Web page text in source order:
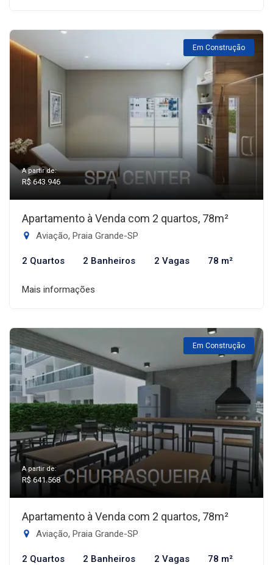
Em Construção
A partir de:
R$ 643.946
Apartamento à Venda com 2 quartos, 78m²
Aviação, Praia Grande-SP
2 Quartos 2 Banheiros 2 Vagas 78 m²
Mais informações
Em Construção
A partir de:
R$ 641.568
Apartamento à Venda com 2 quartos, 78m²
Aviação, Praia Grande-SP
2 Quartos 2 Banheiros 2 Vagas 78 m²